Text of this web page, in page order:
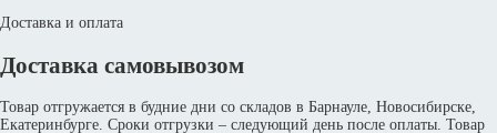
Доставка и оплата
Доставка самовывозом
Товар отгружается в будние дни со складов в Барнауле, Новосибирске,
Екатеринбурге. Сроки отгрузки – следующий день после оплаты. Товар